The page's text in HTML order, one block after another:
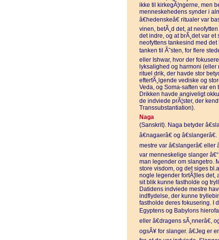
ikke til kirkegÃ¦ngerne, men
menneskehedens synder i
â€hedenskeâ€ ritualer var
vinen, betÃ¸d det, at
det indre, og at brÃ¸det var
neofyttens tankesind med
tanken til Ã˜sten, for flere
eller Ishwar, hvor der
lyksalighed og harmoni
rituel drik, der havde stor
efterfÃ¸lgende vediske og
Veda, og Soma-saften var
Drikken havde angiveligt
de indviede prÃ¦ster, der
Transsubstantiation).
Naga
(Sanskrit). Naga betyder
â€nagaerâ€ og
mestre var â€slangerâ€
var menneskelige slanger
man legender om slangetro.
store visdom, og det siges
nogle legender fortÃ¦lles
sit blik kunne fastholde og
Datidens indviede mestre
indflydelse, der kunne
fastholde deres fokusering. I
Egyptens og Babylons
eller â€dragens
ogsÃ¥ for slanger. â€Jeg er